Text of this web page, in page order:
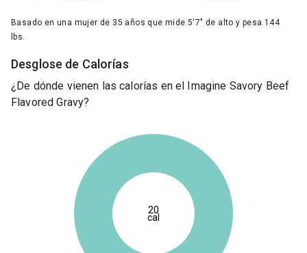
Basado en una mujer de 35 años que mide 5'7" de alto y pesa 144
lbs.
Desglose de Calorías
¿De dónde vienen las calorías en el Imagine Savory Beef
Flavored Gravy?
20
cal